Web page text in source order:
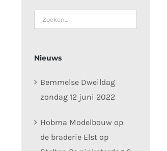
Nieuws
Bemmelse Dweildag
zondag 12 juni 2022
Hobma Modelbouw op
de braderie Elst op